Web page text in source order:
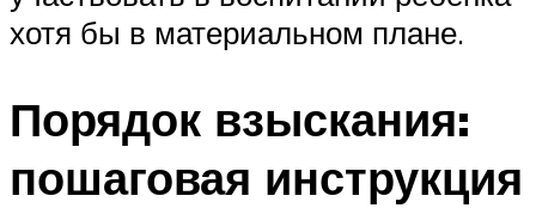
хотя бы в материальном плане.
Порядок взыскания:
пошаговая инструкция